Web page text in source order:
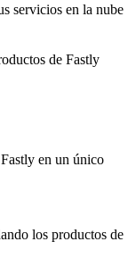
servicios en la nube
de Fastly
en un único
los productos de